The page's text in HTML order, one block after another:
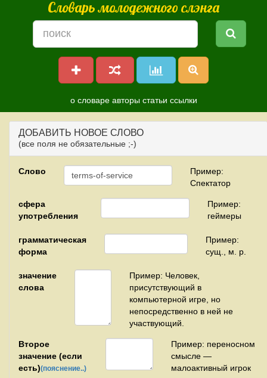
Словарь молодежного слэнга
о словаре авторы статьи ссылки
ДОБАВИТЬ НОВОЕ СЛОВО
(все поля не обязательные ;-)
Слово
Пример:
Спектатор
сфера
употребления
Пример:
геймеры
грамматическая
форма
Пример:
сущ., м. р.
значение
слова
Пример: Человек,
присутствующий в
компьютерной игре, но
непосредственно в ней не
участвующий.
Второе
значение (если
есть)(пояснение..)
Пример: переносном
смысле —
малоактивный игрок